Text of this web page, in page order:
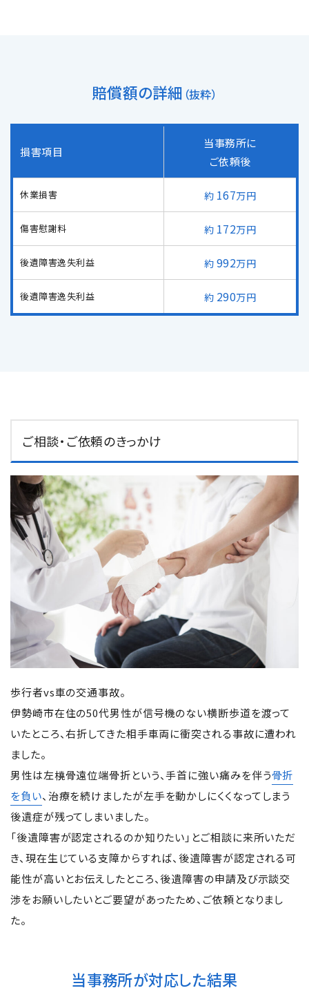
賠償額の詳細 （抜粋）
損害項目
当事務所に
ご依頼後
休業損害 167万円
傷害慰謝料 172万円
後遺障害逸失利益 992万円
後遺障害逸失利益 290万円
ご相談・ご依頼のきっかけ
歩行者vs車の交通事故。
伊勢崎市在住の50代男性が信号機のない横断歩道を渡って
いたところ、右折してきた相手車両に衝突される事故に遭われ
ました。
男性は左橈骨遠位端骨折という、手首に強い痛みを伴う骨折
を負い、治療を続けましたが左手を動かしにくくなってしまう
後遺症が残ってしまいました。
「後遺障害が認定されるのか知りたい」とご相談に来所いただ
き、現在生じている支障からすれば、後遺障害が認定される可
能性が高いとお伝えしたところ、後遺障害の申請及び示談交
渉をお願いしたいとご要望があったため、ご依頼となりまし
た。
当事務所が対応した結果